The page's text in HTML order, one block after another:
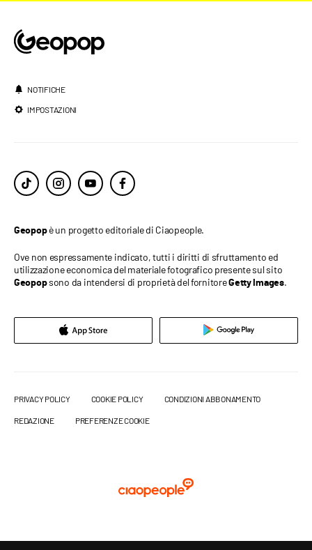
NOTIFICHE
IMPOSTAZIONI
Geopopè un progetto editoriale di Ciaopeople.
Ove non espressamente indicato, tutti i diritti di sfruttamento ed
utilizzazione economica del materiale fotografico presente sul sito
Geopopsono da intendersi di proprietà del fornitoreGetty Images.
PRIVACY POLICY COOKIE POLICY CONDIZIONI ABBONAMENTO
REDAZIONE PREFERENZE COOKIE